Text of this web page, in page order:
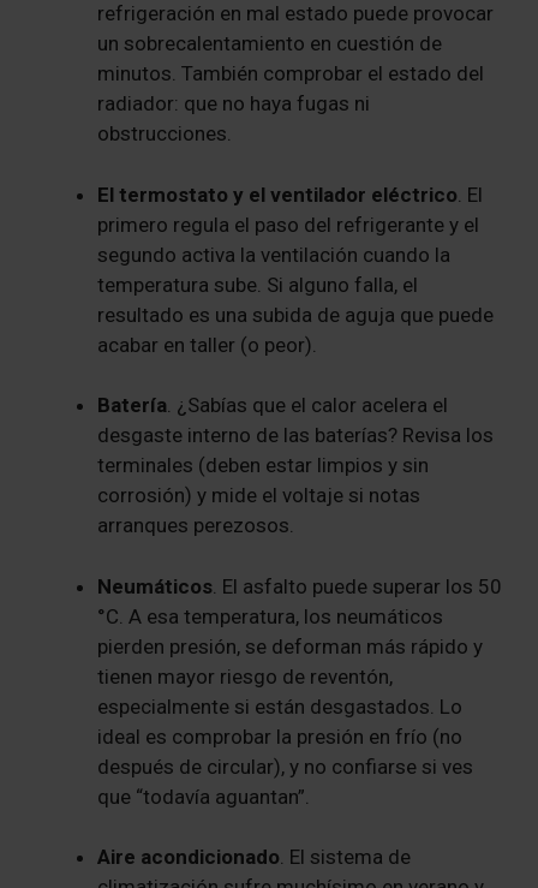
refrigeración en mal estado puede provocar
un sobrecalentamiento en cuestión de
minutos. También comprobar el estado del
radiador: que no haya fugas ni
obstrucciones.
El termostato y el ventilador eléctrico . El
primero regula el paso del refrigerante y el
segundo activa la ventilación cuando la
temperatura sube. Si alguno falla, el
resultado es una subida de aguja que puede
acabar en taller (o peor).
Batería. ¿Sabías que el calor acelera el
desgaste interno de las baterías? Revisa los
terminales (deben estar limpios y sin
corrosión) y mide el voltaje si notas
arranques perezosos.
Neumáticos . El asfalto puede superar los 50
°C. A esa temperatura, los neumáticos
pierden presión, se deforman más rápido y
tienen mayor riesgo de reventón,
especialmente si están desgastados. Lo
ideal es comprobar la presión en frío (no
después de circular), y no confiarse si ves
que “todavía aguantan”.
Aire acondicionado. El sistema de